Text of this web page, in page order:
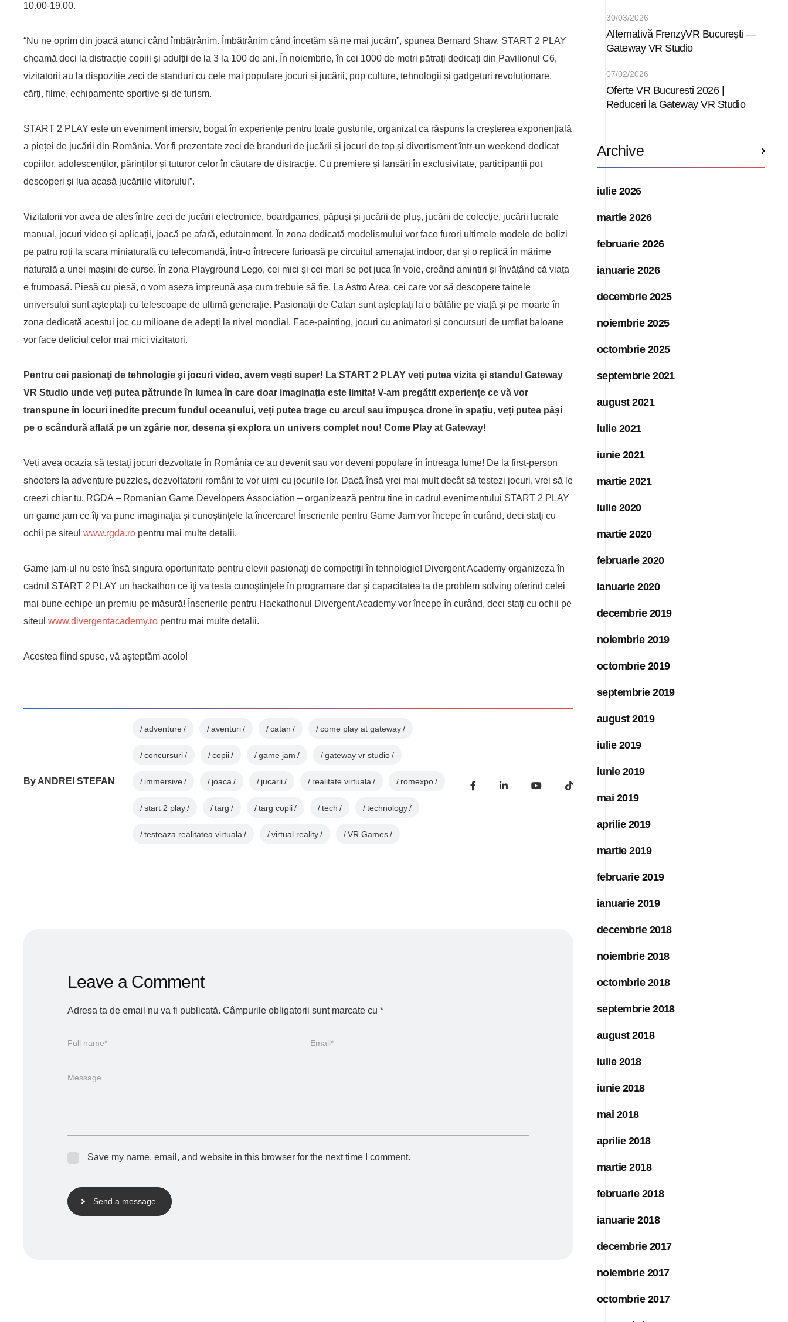
10.00-19.00.
“Nu ne oprim din joacă atunci când îmbătrânim. Îmbătrânim când încetăm să ne mai jucăm”, spunea Bernard Shaw. START 2 PLAY
cheamă deci la distracție copiii și adulții de la 3 la 100 de ani. În noiembrie, în cei 1000 de metri pătrați dedicați din Pavilionul C6,
vizitatorii au la dispoziție zeci de standuri cu cele mai populare jocuri și jucării, pop culture, tehnologii și gadgeturi revoluționare,
cărți, filme, echipamente sportive și de turism.
START 2 PLAY este un eveniment imersiv, bogat în experiențe pentru toate gusturile, organizat ca răspuns la creșterea exponențială
a pieței de jucării din România. Vor fi prezentate zeci de branduri de jucării și jocuri de top și divertisment într-un weekend dedicat
copiilor, adolescenților, părinților și tuturor celor în căutare de distracție. Cu premiere și lansări în exclusivitate, participanții pot
descoperi și lua acasă jucăriile viitorului”.
Vizitatorii vor avea de ales între zeci de jucării electronice, boardgames, păpuşi și jucării de pluș, jucării de colecție, jucării lucrate
manual, jocuri video și aplicații, joacă pe afară, edutainment. În zona dedicată modelismului vor face furori ultimele modele de bolizi
pe patru roți la scara miniaturală cu telecomandă, într-o întrecere furioasă pe circuitul amenajat indoor, dar și o replică în mărime
naturală a unei mașini de curse. În zona Playground Lego, cei mici și cei mari se pot juca în voie, creând amintiri și învățând că viața
e frumoasă. Piesă cu piesă, o vom așeza împreună așa cum trebuie să fie. La Astro Area, cei care vor să descopere tainele
universului sunt așteptați cu telescoape de ultimă generație. Pasionații de Catan sunt așteptați la o bătălie pe viață și pe moarte în
zona dedicată acestui joc cu milioane de adepți la nivel mondial. Face-painting, jocuri cu animatori și concursuri de umflat baloane
vor face deliciul celor mai mici vizitatori.
Pentru cei pasionaţi de tehnologie şi jocuri video, avem vești super! La START 2 PLAY veți putea vizita şi standul Gateway
VR Studio unde veți putea pătrunde în lumea în care doar imaginația este limita! V-am pregătit experiențe ce vă vor
transpune în locuri inedite precum fundul oceanului, veți putea trage cu arcul sau împușca drone în spațiu, veți putea păși
pe o scândură aflată pe un zgârie nor, desena și explora un univers complet nou! Come Play at Gateway!
Veți avea ocazia să testaţi jocuri dezvoltate în România ce au devenit sau vor deveni populare în întreaga lume! De la first-person
shooters la adventure puzzles, dezvoltatorii români te vor uimi cu jocurile lor. Dacă însă vrei mai mult decât să testezi jocuri, vrei să le
creezi chiar tu, RGDA – Romanian Game Developers Association – organizează pentru tine în cadrul evenimentului START 2 PLAY
un game jam ce îţi va pune imaginaţia şi cunoştinţele la încercare! Înscrierile pentru Game Jam vor începe în curând, deci staţi cu
ochii pe siteul www.rgda.ro pentru mai multe detalii.
Game jam-ul nu este însă singura oportunitate pentru elevii pasionaţi de competiţii în tehnologie! Divergent Academy organizeza în
cadrul START 2 PLAY un hackathon ce îţi va testa cunoştinţele în programare dar şi capacitatea ta de problem solving oferind celei
mai bune echipe un premiu pe măsură! Înscrierile pentru Hackathonul Divergent Academy vor începe în curând, deci staţi cu ochii pe
siteul www.divergentacademy.ro pentru mai multe detalii.
Acestea fiind spuse, vă aşteptăm acolo!
By ANDREI STEFAN
adventure aventuri catan come play at gateway
concursuri copii game jam gateway vr studio
immersive joaca jucarii realitate virtuala romexpo
start 2 play targ targ copii tech technology
testeaza realitatea virtuala virtual reality VR Games
Leave a Comment
Adresa ta de email nu va fi publicată. Câmpurile obligatorii sunt marcate cu *
Save my name, email, and website in this browser for the next time I comment.
Send a message
Alternativă FrenzyVR București —
Gateway VR Studio
30/03/2026
Oferte VR Bucuresti 2026 |
Reduceri la Gateway VR Studio
07/02/2026
Archive
iulie 2026
martie 2026
februarie 2026
ianuarie 2026
decembrie 2025
noiembrie 2025
octombrie 2025
septembrie 2021
august 2021
iulie 2021
iunie 2021
martie 2021
iulie 2020
martie 2020
februarie 2020
ianuarie 2020
decembrie 2019
noiembrie 2019
octombrie 2019
septembrie 2019
august 2019
iulie 2019
iunie 2019
mai 2019
aprilie 2019
martie 2019
februarie 2019
ianuarie 2019
decembrie 2018
noiembrie 2018
octombrie 2018
septembrie 2018
august 2018
iulie 2018
iunie 2018
mai 2018
aprilie 2018
martie 2018
februarie 2018
ianuarie 2018
decembrie 2017
noiembrie 2017
octombrie 2017